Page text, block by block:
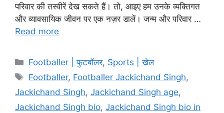
परिवार की तस्वीरें देख सकते हैं। तो, आइए हम उनके व्यक्तिगत
और व्यावसायिक जीवन पर एक नज़र डालें। जन्म और परिवार …
Read more
Categories
Footballer | फुटबॉलर, Sports | खेल
Tags
Footballer, Footballer Jackichand Singh,
Jackichand Singh, Jackichand Singh age,
Jackichand Singh bio, Jackichand Singh bio in